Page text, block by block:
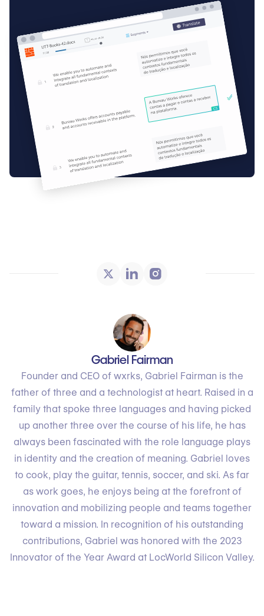
Gabriel Fairman
Founder and CEO of wxrks, Gabriel Fairman is the
father of three and a technologist at heart. Raised in a
family that spoke three languages and having picked
up another three over the course of his life, he has
always been fascinated with the role language plays
in identity and the creation of meaning. Gabriel loves
to cook, play the guitar, tennis, soccer, and ski. As far
as work goes, he enjoys being at the forefront of
innovation and mobilizing people and teams together
toward a mission. In recognition of his outstanding
contributions, Gabriel was honored with the 2023
Innovator of the Year Award at LocWorld Silicon Valley.